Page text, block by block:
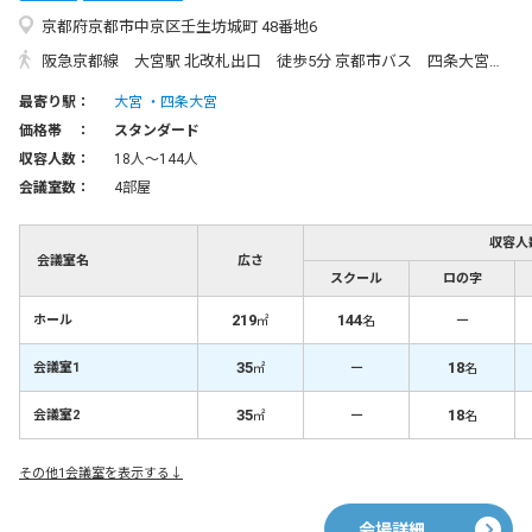
京都府京都市中京区壬生坊城町 48番地6
阪急京都線 大宮駅 北改札出口 徒歩5分 京都市バス 四条大宮バス停降車 徒歩5分
最寄り駅： 大宮
四条大宮
価格帯 ：
スタンダード
収容人数：
18人〜144人
会議室数：
4部屋
会議室名 広さ
収容人
スクール ロの字
ホール 219㎡ 144名 －
会議室1 35㎡ － 18名
会議室2 35㎡ － 18名
その他1会議室を表示する↓